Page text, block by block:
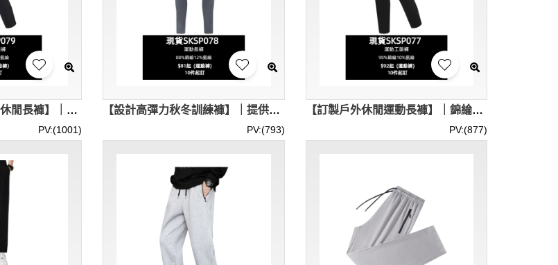
【購買彈力快乾運動休閒長褲】｜90%錦綸10%氨綸｜可調節尼龍腰帶｜純色簡約褲身｜現貨主推｜休閒長褲公司 SKSP079-PMTY-5807#
PV:(1001)
【設計高彈力秋冬訓練褲】｜提供黑橄欖灰三色｜後側拉鍊口袋｜彈性抽繩褲腰｜現貨主推｜運動長褲專門店 SKSP078-MBTY-L42134
PV:(793)
【訂製戶外休閒運動長褲】｜錦綸氨綸混紡｜膝蓋立體剪裁｜純色簡約設計｜現貨主推｜鈕扣拉鍊門襟｜運動工裝褲批發 SKSP077-PMTY-5805#
PV:(877)